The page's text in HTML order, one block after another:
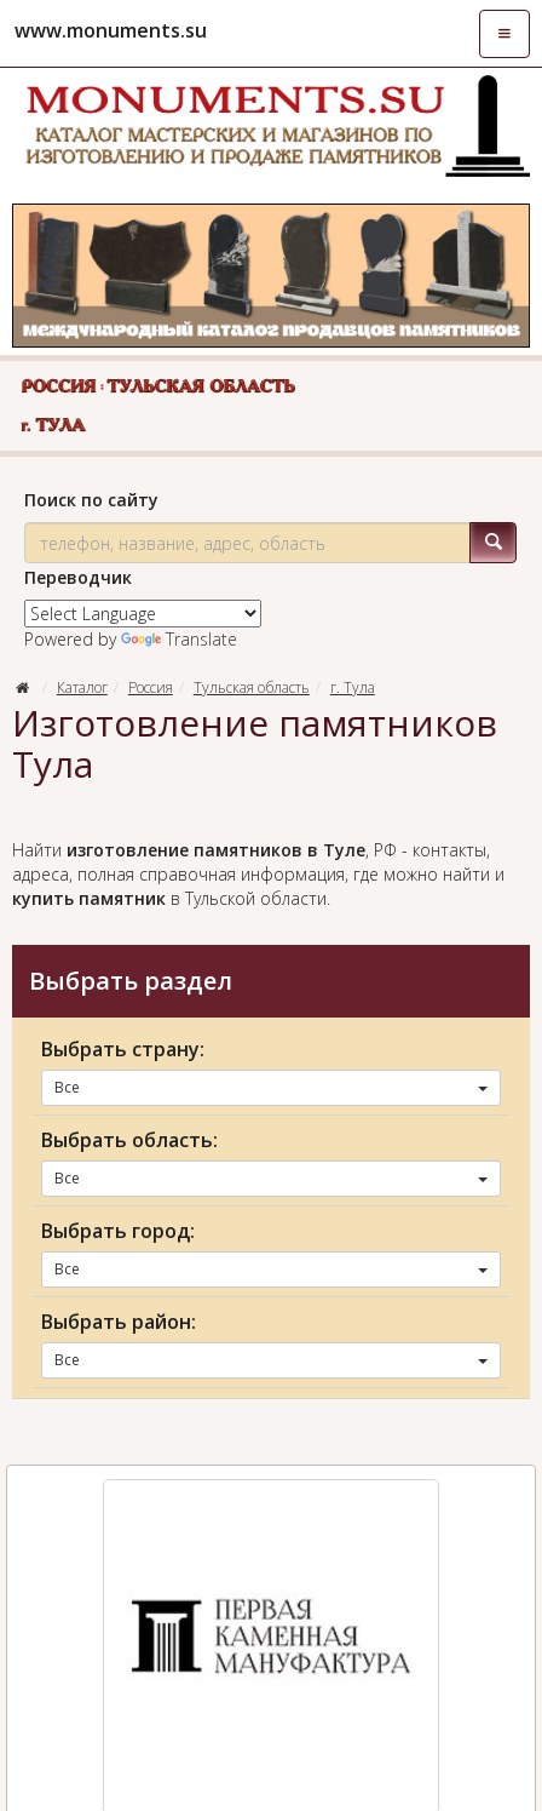
www.monuments.su
Поиск по сайту
Переводчик
Powered by Translate
Каталог Россия Тульская область г. Тула
Изготовление памятников
Тула
Найти изготовление памятников в Туле, РФ - контакты,
адреса, полная справочная информация, где можно найти и
купить памятник в Тульской области.
Выбрать раздел
Выбрать страну:
Все
Выбрать область:
Все
Выбрать город:
Все
Выбрать район:
Все